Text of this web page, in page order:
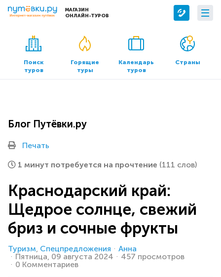
МАГАЗИН
ОНЛАЙН-ТУРОВ
Сервисы
Бронирование отелей
Трансфер
О компании
О нас
Контакты
Офисы продаж
Поиск
туров
Горящие
туры
Календарь
туров
Страны
Блог Путёвки.ру
Печать
1 минут потребуется на прочтение (111 слов)
Краснодарский край:
Щедрое солнце, свежий
бриз и сочные фрукты
Туризм Спецпредложения
Анна
Пятница, 09 августа 2024
457 просмотров
0 Комментариев